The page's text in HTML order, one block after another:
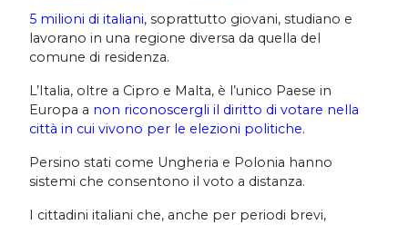
5 milioni di italiani, soprattutto giovani, studiano e
lavorano in una regione diversa da quella del
comune di residenza.
L’Italia, oltre a Cipro e Malta, è l’unico Paese in
Europa a non riconoscergli il diritto di votare nella
città in cui vivono per le elezioni politiche.
Persino stati come Ungheria e Polonia hanno
sistemi che consentono il voto a distanza.
I cittadini italiani che, anche per periodi brevi,